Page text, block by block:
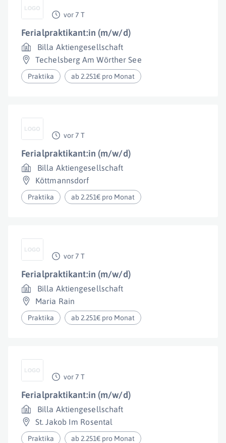
vor 7 T
Ferialpraktikant:in (m/w/d)
Billa Aktiengesellschaft
Techelsberg Am Wörther See
Praktika ab 2.251€ pro Monat
vor 7 T
Ferialpraktikant:in (m/w/d)
Billa Aktiengesellschaft
Köttmannsdorf
Praktika ab 2.251€ pro Monat
vor 7 T
Ferialpraktikant:in (m/w/d)
Billa Aktiengesellschaft
Maria Rain
Praktika ab 2.251€ pro Monat
vor 7 T
Ferialpraktikant:in (m/w/d)
Billa Aktiengesellschaft
St. Jakob Im Rosental
Praktika ab 2.251€ pro Monat